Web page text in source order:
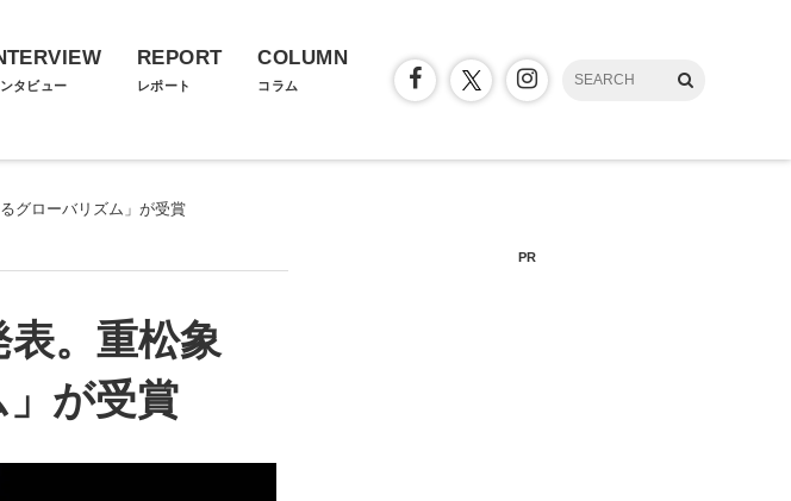
タビュー
REPORT
レポート
COLUMN
コラム
グローバリズム」が受賞
表。重松象
が受賞
PR